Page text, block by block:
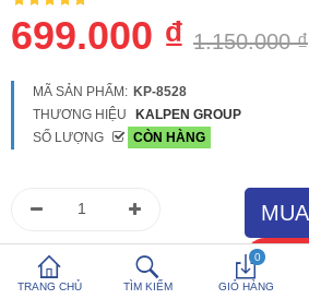
TRANG CHỦ TÌM KIẾM
0
GIỎ HÀNG
699.000 ₫ 1.150.000 ₫
MÃ SẢN PHẨM: KP-8528
THƯƠNG HIỆU
KALPEN GROUP
SỐ LƯỢNG
CÒN HÀNG